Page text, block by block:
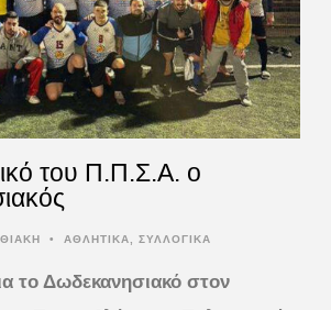
του Π.Π.Σ.Α. ο
• ΑΘΛΗΤΙΚΑ ΣΥΛΛΟΓΙΚΑ
το Δωδεκανησιακό στον